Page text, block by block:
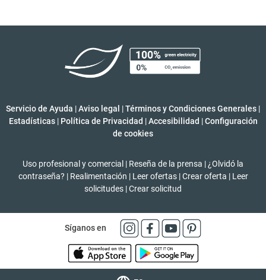
Servicio de Ayuda |Aviso legal |Términos y Condiciones Generales |
Estadísticas | Política de Privacidad | Accesibilidad | Configuración
de cookies
Uso profesional y comercial | Reseña de la prensa | ¿Olvidó la
contraseña? | Realimentación | Leer ofertas | Crear oferta | Leer
solicitudes |Crear solicitud
Síganos en